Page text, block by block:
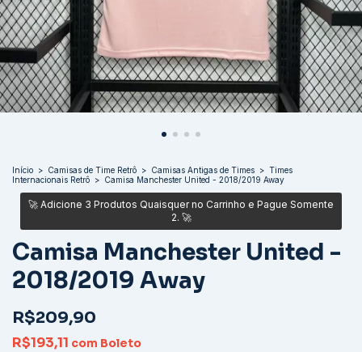
Início > Camisas de Time Retrô > Camisas Antigas de Times > Times
Internacionais Retrô > Camisa Manchester United - 2018/2019 Away
Camisa Manchester United -
2018/2019 Away
R$209,90
R$193,11 com Boleto